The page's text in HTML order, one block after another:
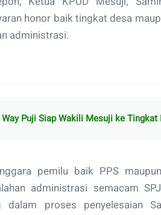
honor baik tingkat desa
administrasi.
Way Puji Siap Wakili Mesuji ke Tingkat
pemilu baik PPS
administrasi semacam
proses penyelesaian